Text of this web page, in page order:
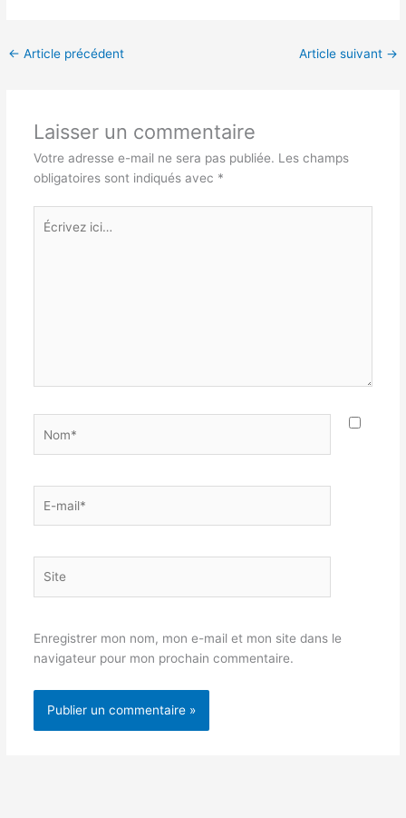
← Article précédent Article suivant →
Laisser un commentaire
Votre adresse e-mail ne sera pas publiée. Les champs
obligatoires sont indiqués avec *
Écrivez
ici…
mail*
Enregistrer mon nom, mon e-mail et mon site dans le
navigateur pour mon prochain commentaire.